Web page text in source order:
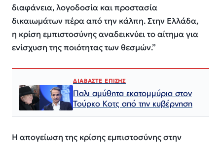
διαφάνεια, λογοδοσία και προστασία
δικαιωμάτων πέρα από την κάλπη. Στην Ελλάδα,
η κρίση εμπιστοσύνης αναδεικνύει το αίτημα για
ενίσχυση της ποιότητας των θεσμών.”
ΔΙΑΒΑΣΤΕ ΕΠΙΣΗΣ
Παλι αμύθητα εκατομμύρια στον
Τούρκο Κοτς από την κυβέρνηση
Η απογείωση της κρίσης εμπιστοσύνης στην